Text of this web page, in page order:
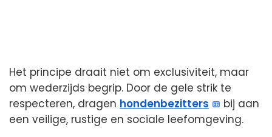
Het principe draait niet om exclusiviteit, maar
om wederzijds begrip. Door de gele strik te
respecteren, dragen hondenbezitters
bij aan
een veilige, rustige en sociale leefomgeving.